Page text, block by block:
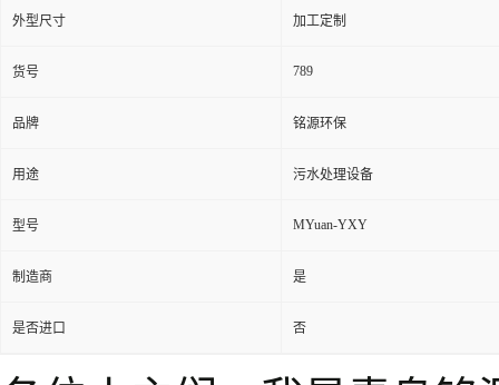
外型尺寸 加工定制
货号 789
品牌 铭源环保
用途 污水处理设备
型号 MYuan-YXY
制造商 是
是否进口 否